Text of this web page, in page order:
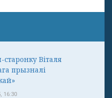
старонку Віталя
прызналі
16:30